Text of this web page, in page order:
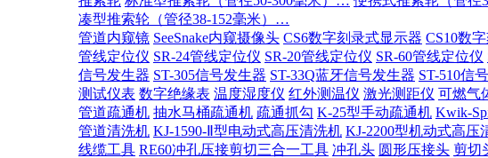
凑型推索轮（管径38-152毫米）…
管道内窥镜 SeeSnake内窥摄像头 CS6数字刻录式显示器 CS10数
管线定位仪 SR-24管线定位仪 SR-20管线定位仪 SR-60管线定位仪
信号发生器 ST-305信号发生器 ST-33Q蓝牙信号发生器 ST-510信
测试仪表 数字绝缘表 温度湿度仪 红外测温仪 激光测距仪 可燃气
管道疏通机 抽水马桶疏通机 疏通抓勾 K-25型手动疏通机 Kwik-
管道清洗机 KJ-1590-Ⅱ型电动式高压清洗机 KJ-2200型机动式高压
线缆工具 RE60冲孔压接剪切三合一工具 冲孔头 圆形压接头 剪切